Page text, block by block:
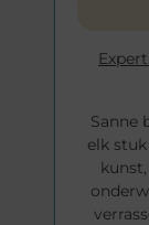
Sanne
elk